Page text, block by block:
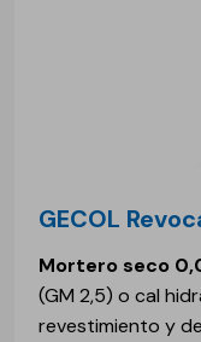
GECOL
Mortero seco
(GM 2,5) o cal
revestimiento y